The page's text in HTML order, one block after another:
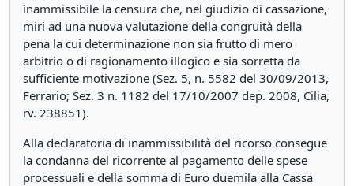
inammissibile la censura che, nel giudizio di cassazione,
miri ad una nuova valutazione della congruità della
pena la cui determinazione non sia frutto di mero
arbitrio o di ragionamento illogico e sia sorretta da
sufficiente motivazione (Sez. 5, n. 5582 del 30/09/2013,
Ferrario; Sez. 3 n. 1182 del 17/10/2007 dep. 2008, Cilia,
rv. 238851).
Alla declaratoria di inammissibilità del ricorso consegue
la condanna del ricorrente al pagamento delle spese
processuali e della somma di Euro duemila alla Cassa